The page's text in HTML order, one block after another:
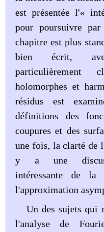
est présentée l'«
pour poursuivre
chapitre est plus
bien écrit,
particulièrement
holomorphes et
résidus est
définitions des
coupures et des
une fois, la clarté de
y a une
intéressante de
l'approximation
Un des sujets qui
l'analyse de